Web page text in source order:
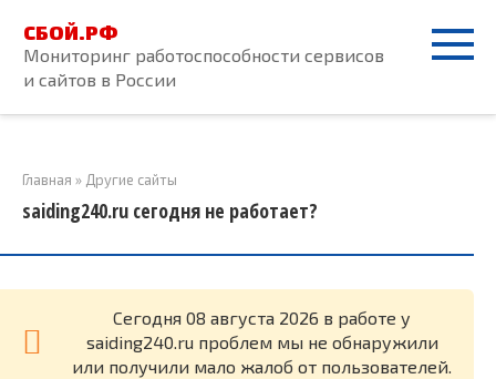
контенту
СБОЙ.РФ
Мониторинг работоспособности сервисов
и сайтов в России
Главная » Другие сайты
saiding240.ru сегодня не работает?
Cегодня 08 августа 2026 в работе у
saiding240.ru проблем мы не обнаружили
или получили мало жалоб от пользователей.